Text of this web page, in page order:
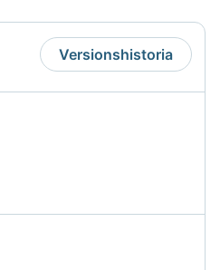
Versionshistoria